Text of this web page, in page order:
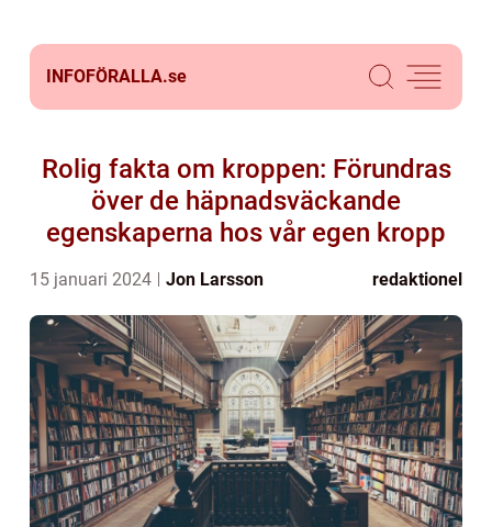
INFOFÖRALLA.se
Rolig fakta om kroppen: Förundras
över de häpnadsväckande
egenskaperna hos vår egen kropp
15 januari 2024 Jon Larsson redaktionel